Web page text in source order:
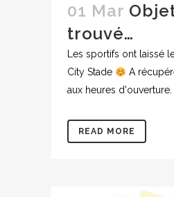
01 Mar
trouvé…
Les sportifs ont laissé
City Stade
A
aux heures d'ouverture.
READ MORE